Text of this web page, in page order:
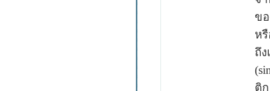
ข
ห
ถึง
ติ